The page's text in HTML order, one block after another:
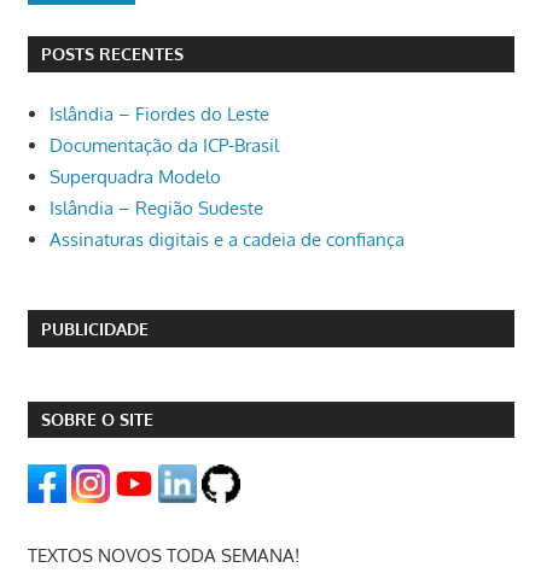
POSTS RECENTES
Islândia – Fiordes do Leste
Documentação da ICP-Brasil
Superquadra Modelo
Islândia – Região Sudeste
Assinaturas digitais e a cadeia de confiança
PUBLICIDADE
SOBRE O SITE
TEXTOS NOVOS TODA SEMANA!